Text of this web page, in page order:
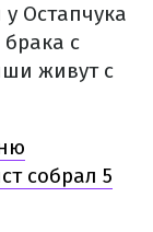
Остапчука
брака с
живут с
собрал 5